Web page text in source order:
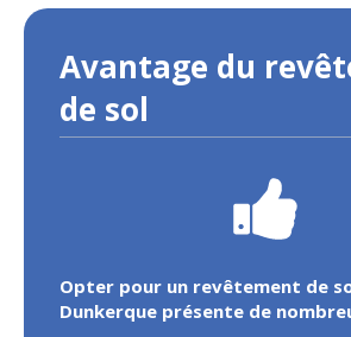
Avantage du
de sol
Opter pour un revêtement de
Dunkerque présente de